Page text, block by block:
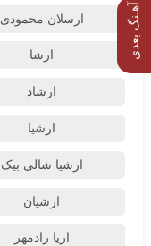
آهـنگ بعدی ارسلان محمودی
ارشا
ارشاد
ارشیا
ارشیا شالی بیک
ارشیان
اریا رادمهر